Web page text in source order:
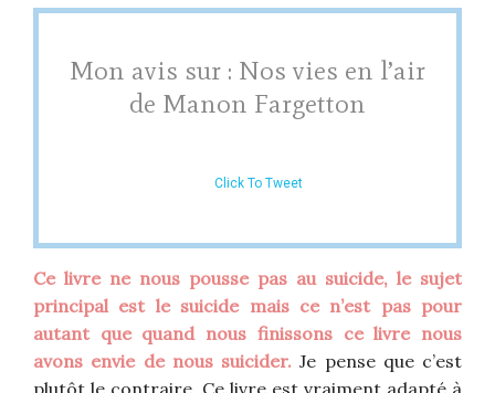
Mon avis sur : Nos vies en l’air
de Manon Fargetton
Click To Tweet
Ce livre ne nous pousse pas au suicide, le sujet
principal est le suicide mais ce n’est pas pour
autant que quand nous finissons ce livre nous
avons envie de nous suicider. Je pense que c’est
plutôt le contraire. Ce livre est vraiment adapté à